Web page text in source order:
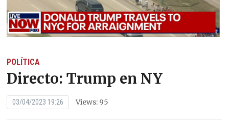
POLÍTICA
Directo: Trump en NY
03/04/2023 19:26 Views: 95